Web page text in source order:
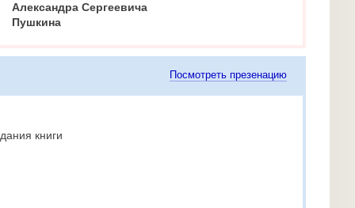
Александра Сергеевича
Пушкина
Посмотреть презенацию
книги